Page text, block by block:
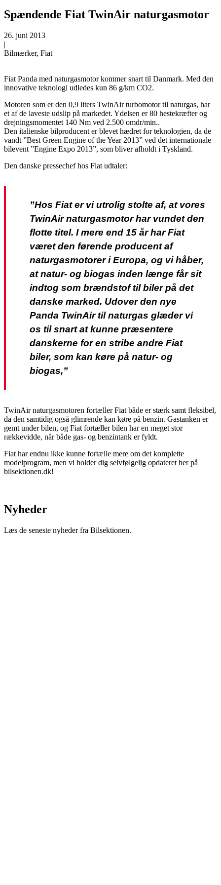
Spændende Fiat TwinAir naturgasmotor
26. juni 2013
|
Bilmærker, Fiat
Fiat Panda med naturgasmotor kommer snart til Danmark. Med den
innovative teknologi udledes kun 86 g/km CO2.
Motoren som er den 0,9 liters TwinAir turbomotor til naturgas, har
et af de laveste udslip på markedet. Ydelsen er 80 hestekræfter og
drejningsmomentet 140 Nm ved 2.500 omdr/min..
Den italienske bilproducent er blevet hædret for teknologien, da de
vandt ”Best Green Engine of the Year 2013” ved det internationale
bilevent ”Engine Expo 2013”, som bliver afholdt i Tyskland.
Den danske pressechef hos Fiat udtaler:
”Hos Fiat er vi utrolig stolte af, at vores
TwinAir naturgasmotor har vundet den
flotte titel. I mere end 15 år har Fiat
været den førende producent af
naturgasmotorer i Europa, og vi håber,
at natur- og biogas inden længe får sit
indtog som brændstof til biler på det
danske marked. Udover den nye
Panda TwinAir til naturgas glæder vi
os til snart at kunne præsentere
danskerne for en stribe andre Fiat
biler, som kan køre på natur- og
biogas,”
TwinAir naturgasmotoren fortæller Fiat både er stærk samt fleksibel,
da den samtidig også glimrende kan køre på benzin. Gastanken er
gemt under bilen, og Fiat fortæller bilen har en meget stor
rækkevidde, når både gas- og benzintank er fyldt.
Fiat har endnu ikke kunne fortælle mere om det komplette
modelprogram, men vi holder dig selvfølgelig opdateret her på
bilsektionen.dk!
Nyheder
Læs de seneste nyheder fra Bilsektionen.